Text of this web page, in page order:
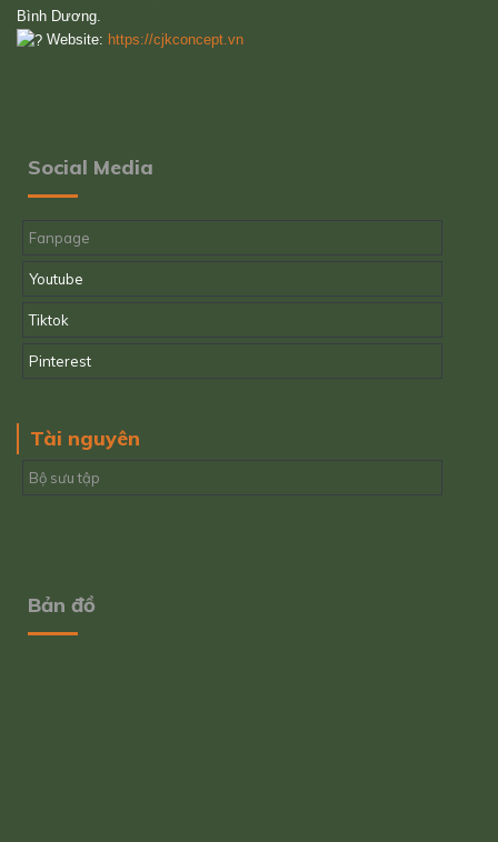
Bình Dương.
Website: https://cjkconcept.vn
Social Media
Fanpage
Youtube
Tiktok
Pinterest
Tài nguyên
Bộ sưu tập
Bản đồ